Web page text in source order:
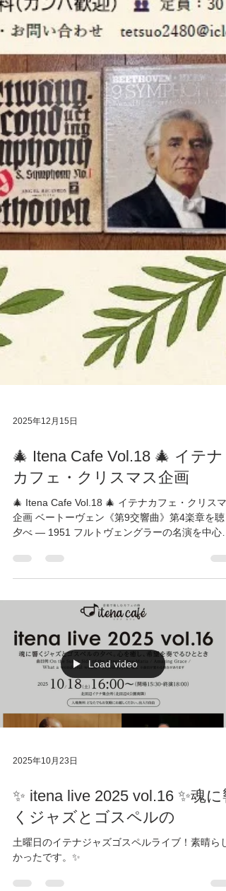
🎄 Itena Cafe Vol.18 🎄 イテナ
カフェ・クリスマス企画
🎄 Itena Cafe Vol.18 🎄 イテナカフェ・クリスマ
夕べ — 1951 フルトヴェングラーの名演を中心に
20日（土）17:00〜19:00 📍 会場：北田辺イテナ
（大阪桃谷教会 北田辺集会所） 💰 参加費：無料
（カンパ歓迎） 👥 定員：30名程度（先着） 一年
の恵みを振り返り、 「歓喜の歌」とともにクリ
マスを迎えましょう✨ 茶話会あり ☕ ✉️ お申込
み・お問い合わせ tetsuo2480@icloud.com （西
Load video
✨ itena live 2025 vol.16 ✨魂に
くジャズとゴスペルの
かったです。✨